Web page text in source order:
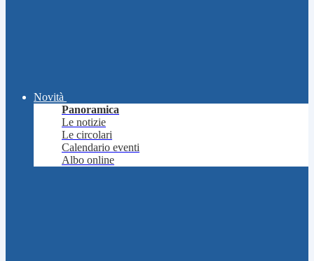
Novità
Panoramica
Le notizie
Le circolari
Calendario eventi
Albo online